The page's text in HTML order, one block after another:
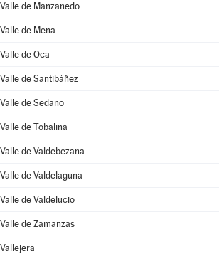
Valle de Manzanedo
Valle de Mena
Valle de Oca
Valle de Santibáñez
Valle de Sedano
Valle de Tobalina
Valle de Valdebezana
Valle de Valdelaguna
Valle de Valdelucio
Valle de Zamanzas
Vallejera